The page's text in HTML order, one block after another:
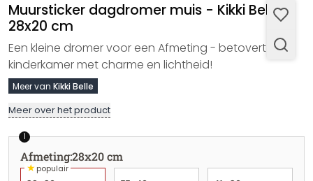
Muursticker dagdromer muis - Kikki Belle -
28x20 cm
Een kleine dromer voor een Afmeting - betovert elke
kinderkamer met charme en lichtheid!
Meer van Kikki Belle
Meer over het product
1
Afmeting:28x20 cm
★populair